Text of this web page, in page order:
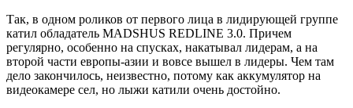
Так, в одном роликов от первого лица в лидирующей группе
катил обладатель MADSHUS REDLINE 3.0. Причем
регулярно, особенно на спусках, накатывал лидерам, а на
второй части европы-азии и вовсе вышел в лидеры. Чем там
дело закончилось, неизвестно, потому как аккумулятор на
видеокамере сел, но лыжи катили очень достойно.